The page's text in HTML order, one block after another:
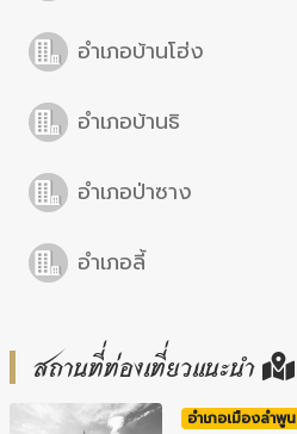
อำเภอบ้านโฮ่ง
อำเภอบ้านธิ
อำเภอป่าซาง
อำเภอลี้
สถานที่ท่องเที่ยวแนะนำ
อำเภอเมืองลำพูน